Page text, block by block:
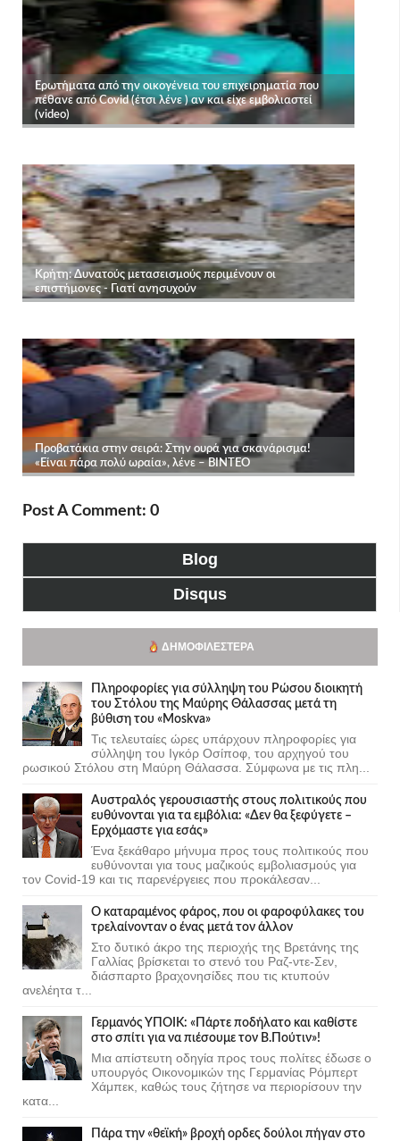
Post A Comment: 0
Blog
Disqus
ΔΗΜΟΦΙΛΈΣΤΕΡΑ
Πληροφορίες για σύλληψη του Ρώσου διοικητή
του Στόλου της Mαύρης Θάλασσας μετά τη
βύθιση του «Moskva»
Τις τελευταίες ώρες υπάρχουν πληροφορίες για
σύλληψη του Ιγκόρ Οσίποφ, του αρχηγού του
ρωσικού Στόλου στη Μαύρη Θάλασσα. Σύμφωνα με τις πλη...
Αυστραλός γερουσιαστής στους πολιτικούς που
ευθύνονται για τα εμβόλια: «Δεν θα ξεφύγετε –
Ερχόμαστε για εσάς»
Ένα ξεκάθαρο μήνυμα προς τους πολιτικούς που
ευθύνονται για τους μαζικούς εμβολιασμούς για
τον Covid-19 και τις παρενέργειες που προκάλεσαν...
Ο καταραμένος φάρος, που οι φαροφύλακες του
τρελαίνονταν ο ένας μετά τον άλλον
Στο δυτικό άκρο της περιοχής της Βρετάνης της
Γαλλίας βρίσκεται το στενό του Ραζ-ντε-Σεν,
διάσπαρτο βραχονησίδες που τις κτυπούν
ανελέητα τ...
Γερμανός ΥΠΟΙΚ: «Πάρτε ποδήλατο και καθίστε
στο σπίτι για να πιέσουμε τον Β.Πούτιν»!
Μια απίστευτη οδηγία προς τους πολίτες έδωσε ο
υπουργός Οικονομικών της Γερμανίας Ρόμπερτ
Χάμπεκ, καθώς τους ζήτησε να περιορίσουν την
κατα...
Πάρα την «θεϊκή» βροχή ορδες δούλοι πήγαν στο